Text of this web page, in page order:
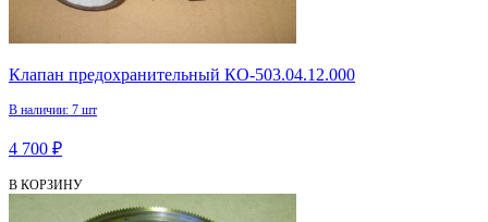
Клапан предохранительный КО-503.04.12.000
В наличии: 7 шт
4 700 ₽
В КОРЗИНУ